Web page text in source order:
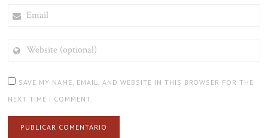
(OPTIONAL)
SAVE MY NAME, EMAIL, AND WEBSITE IN THIS BROWSER FOR THE
NEXT TIME I COMMENT.